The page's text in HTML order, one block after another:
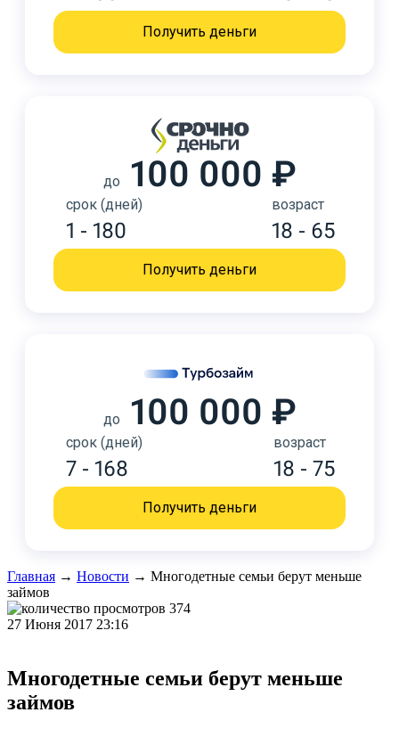
Получить деньги
до 100 000 ₽
срок (дней)
1 - 180
возраст
18 - 65
Получить деньги
до 100 000 ₽
срок (дней)
7 - 168
возраст
18 - 75
Получить деньги
Главная → Новости → Многодетные семьи берут меньше
займов
374
27 Июня 2017 23:16
Многодетные семьи берут меньше
займов